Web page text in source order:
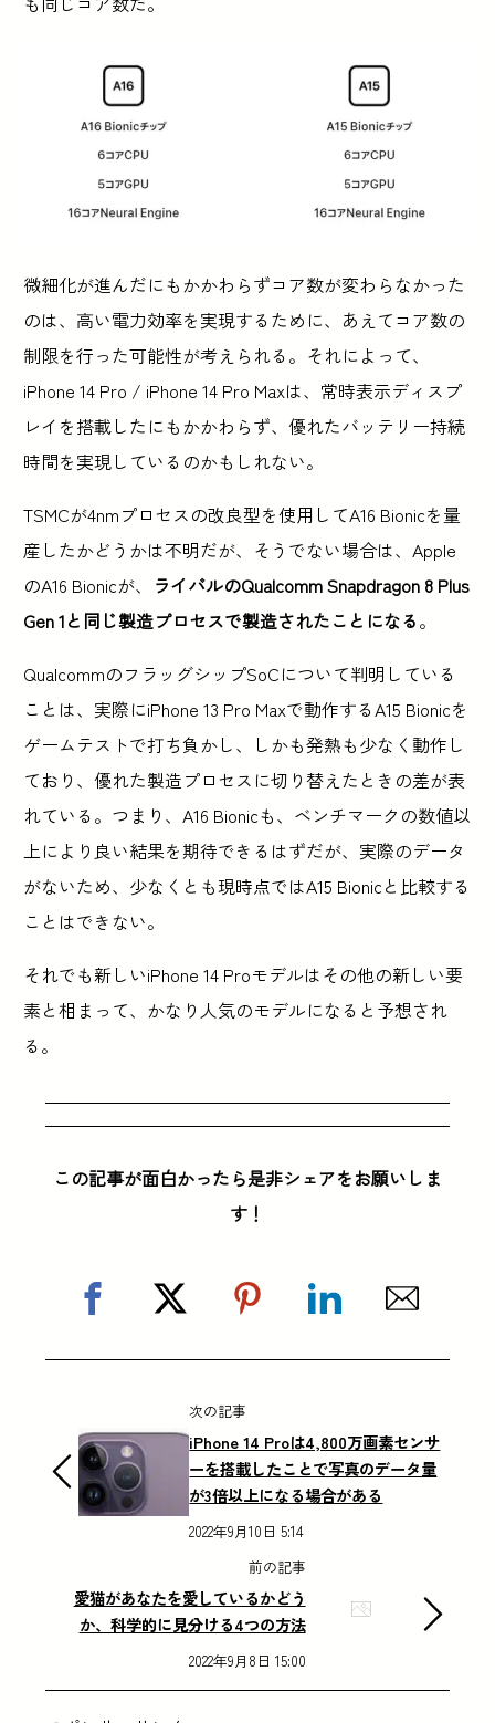
微細化が進んだにもかかわらずコア数が変わらなかった
のは、高い電力効率を実現するために、あえてコア数の
制限を行った可能性が考えられる。それによって、
iPhone 14 Pro / iPhone 14 Pro Maxは、常時表示ディスプ
レイを搭載したにもかかわらず、優れたバッテリー持続
時間を実現しているのかもしれない。
TSMCが4nmプロセスの改良型を使用してA16 Bionicを量
産したかどうかは不明だが、そうでない場合は、Apple
のA16 Bionicが、 ライバルのQualcomm Snapdragon 8 Plus
Gen 1と同じ製造プロセスで製造されたことになる。
QualcommのフラッグシップSoCについて判明している
ことは、実際にiPhone 13 Pro Maxで動作するA15 Bionicを
ゲームテストで打ち負かし、しかも発熱も少なく動作し
ており、優れた製造プロセスに切り替えたときの差が表
れている。つまり、A16 Bionicも、ベンチマークの数値以
上により良い結果を期待できるはずだが、実際のデータ
がないため、少なくとも現時点ではA15 Bionicと比較する
ことはできない。
それでも新しいiPhone 14 Proモデルはその他の新しい要
素と相まって、かなり人気のモデルになると予想され
る。
この記事が面白かったら是非シェアをお願いしま
す！
次の記事
iPhone 14 Proは4,800万画素センサ
ーを搭載したことで写真のデータ量
が3倍以上になる場合がある
2022年9月10日 5:14
前の記事
愛猫があなたを愛しているかどう
か、科学的に見分ける4つの方法
2022年9月8日 15:00